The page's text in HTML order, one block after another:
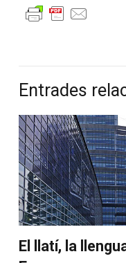
Entrades
El llatí, la